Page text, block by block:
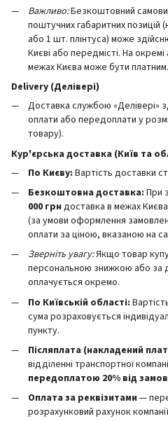
Важливо:Безкоштовний
поштучних габаритних позицій
або 1 шт. плінтуса) може
Києві або передмісті. На окремі
межах Києва може бути платним.
Delivery (Делівері)
Доставка службою «Делівері»
оплати або передоплати у
товару).
Кур'єрська доставка (Київ та
По Києву: Вартість доставки
Безкоштовна доставка: При
000 грн доставка в межах
(за умови оформлення
оплати за ціною, вказаною на
Зверніть увагу:Якщо товар
персональною знижкою або за
оплачується окремо.
По Київській області:
сума розраховується
пункту.
Післяплата (накладений
відділенні транспортної
передоплатою 20% від
Оплата за реквізитами —
розрахунковий рахунок